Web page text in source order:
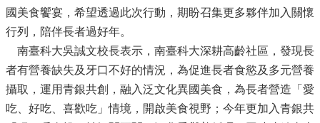
國美食饗宴，希望透過此次行動，期盼召集更多夥伴加入關懷
行列，陪伴長者過好年。
南臺科大吳誠文校長表示，南臺科大深耕高齡社區，發現長
者有營養缺失及牙口不好的情況，為促進長者食慾及多元營養
攝取，運用青銀共創，融入泛文化異國美食，為長者營造「愛
吃、好吃、喜歡吃」情境，開啟美食視野；今年更加入青銀共